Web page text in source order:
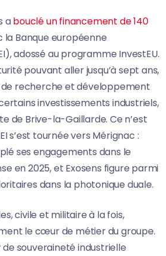
abouclé un financement de 140
la Banque européenne
adossé au programme InvestEU.
pouvant aller jusqu’à sept ans,
recherche et développement
investissements industriels,
de Brive-la-Gaillarde. Ce n’est
s’est tournée vers Mérignac :
ses engagements dans le
en 2025, et Exosens figure parmi
dans la photonique duale.
civile et militaire à la fois,
le cœur de métier du groupe.
de souveraineté industrielle